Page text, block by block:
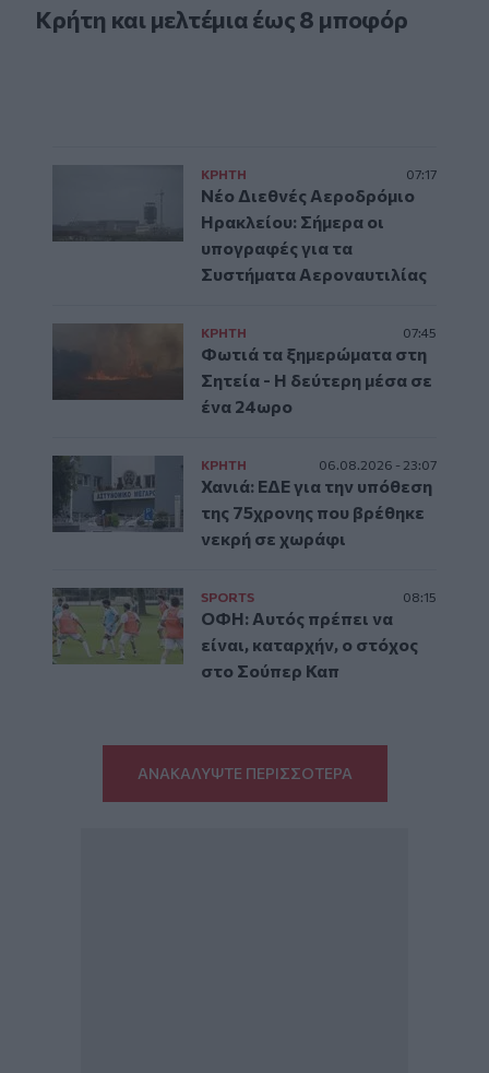
Κρήτη και μελτέμια έως 8 μποφόρ
ΚΡΗΤΗ 07:17
Νέο Διεθνές Αεροδρόμιο
Ηρακλείου: Σήμερα οι
υπογραφές για τα
Συστήματα Αεροναυτιλίας
ΚΡΗΤΗ 07:45
Φωτιά τα ξημερώματα στη
Σητεία - Η δεύτερη μέσα σε
ένα 24ωρο
ΚΡΗΤΗ 06.08.2026 - 23:07
Χανιά: ΕΔΕ για την υπόθεση
της 75χρονης που βρέθηκε
νεκρή σε χωράφι
SPORTS 08:15
ΟΦΗ: Αυτός πρέπει να
είναι, καταρχήν, ο στόχος
στο Σούπερ Καπ
ΑΝΑΚΑΛΥΨΤΕ ΠΕΡΙΣΣΟΤΕΡΑ